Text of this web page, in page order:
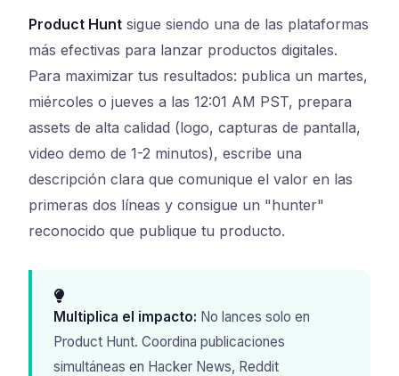
Product Hunt sigue siendo una de las plataformas
más efectivas para lanzar productos digitales.
Para maximizar tus resultados: publica un martes,
miércoles o jueves a las 12:01 AM PST, prepara
assets de alta calidad (logo, capturas de pantalla,
video demo de 1-2 minutos), escribe una
descripción clara que comunique el valor en las
primeras dos líneas y consigue un "hunter"
reconocido que publique tu producto.
Multiplica el impacto: No lances solo en
Product Hunt. Coordina publicaciones
simultáneas en Hacker News, Reddit